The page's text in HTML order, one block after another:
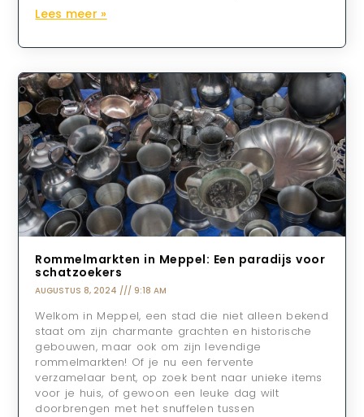
Lees meer »
Rommelmarkten in Meppel: Een paradijs voor
schatzoekers
AUGUSTUS 8, 2024 9:18 AM
Welkom in Meppel, een stad die niet alleen bekend
staat om zijn charmante grachten en historische
gebouwen, maar ook om zijn levendige
rommelmarkten! Of je nu een fervente
verzamelaar bent, op zoek bent naar unieke items
voor je huis, of gewoon een leuke dag wilt
doorbrengen met het snuffelen tussen